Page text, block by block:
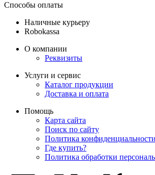
Способы оплаты
Наличные курьеру
Robokassa
О компании
Реквизиты
Услуги и сервис
Каталог продукции
Доставка и оплата
Помощь
Карта сайта
Поиск по сайту
Политика конфиденциальности
Где купить?
Политика обработки